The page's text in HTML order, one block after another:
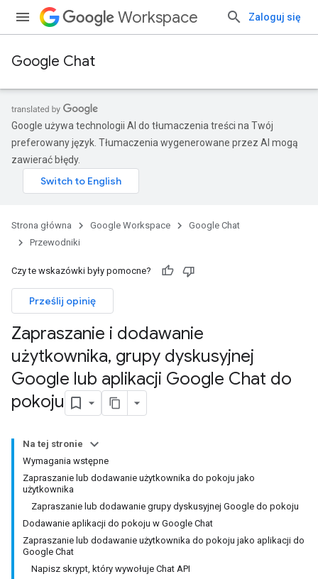
Workspace Zaloguj się
Google Chat
Google używa technologii AI do tłumaczenia treści na Twój
preferowany język. Tłumaczenia wygenerowane przez AI mogą
zawierać błędy.
Strona główna Google Workspace
Google Chat
Przewodniki
Czy te wskazówki były pomocne?
Prześlij opinię
Zapraszanie i dodawanie
użytkownika, grupy dyskusyjnej
Google lub aplikacji Google Chat do
pokoju
Na tej stronie
Wymagania wstępne
Zapraszanie lub dodawanie użytkownika do pokoju jako
użytkownika
Zapraszanie lub dodawanie grupy dyskusyjnej Google do pokoju
Dodawanie aplikacji do pokoju w Google Chat
Zapraszanie lub dodawanie użytkownika do pokoju jako aplikacji do
Google Chat
Napisz skrypt, który wywołuje Chat API